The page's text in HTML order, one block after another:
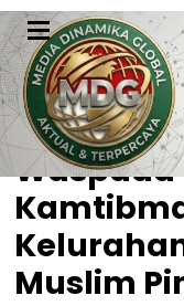
HOME TNI
Muslim